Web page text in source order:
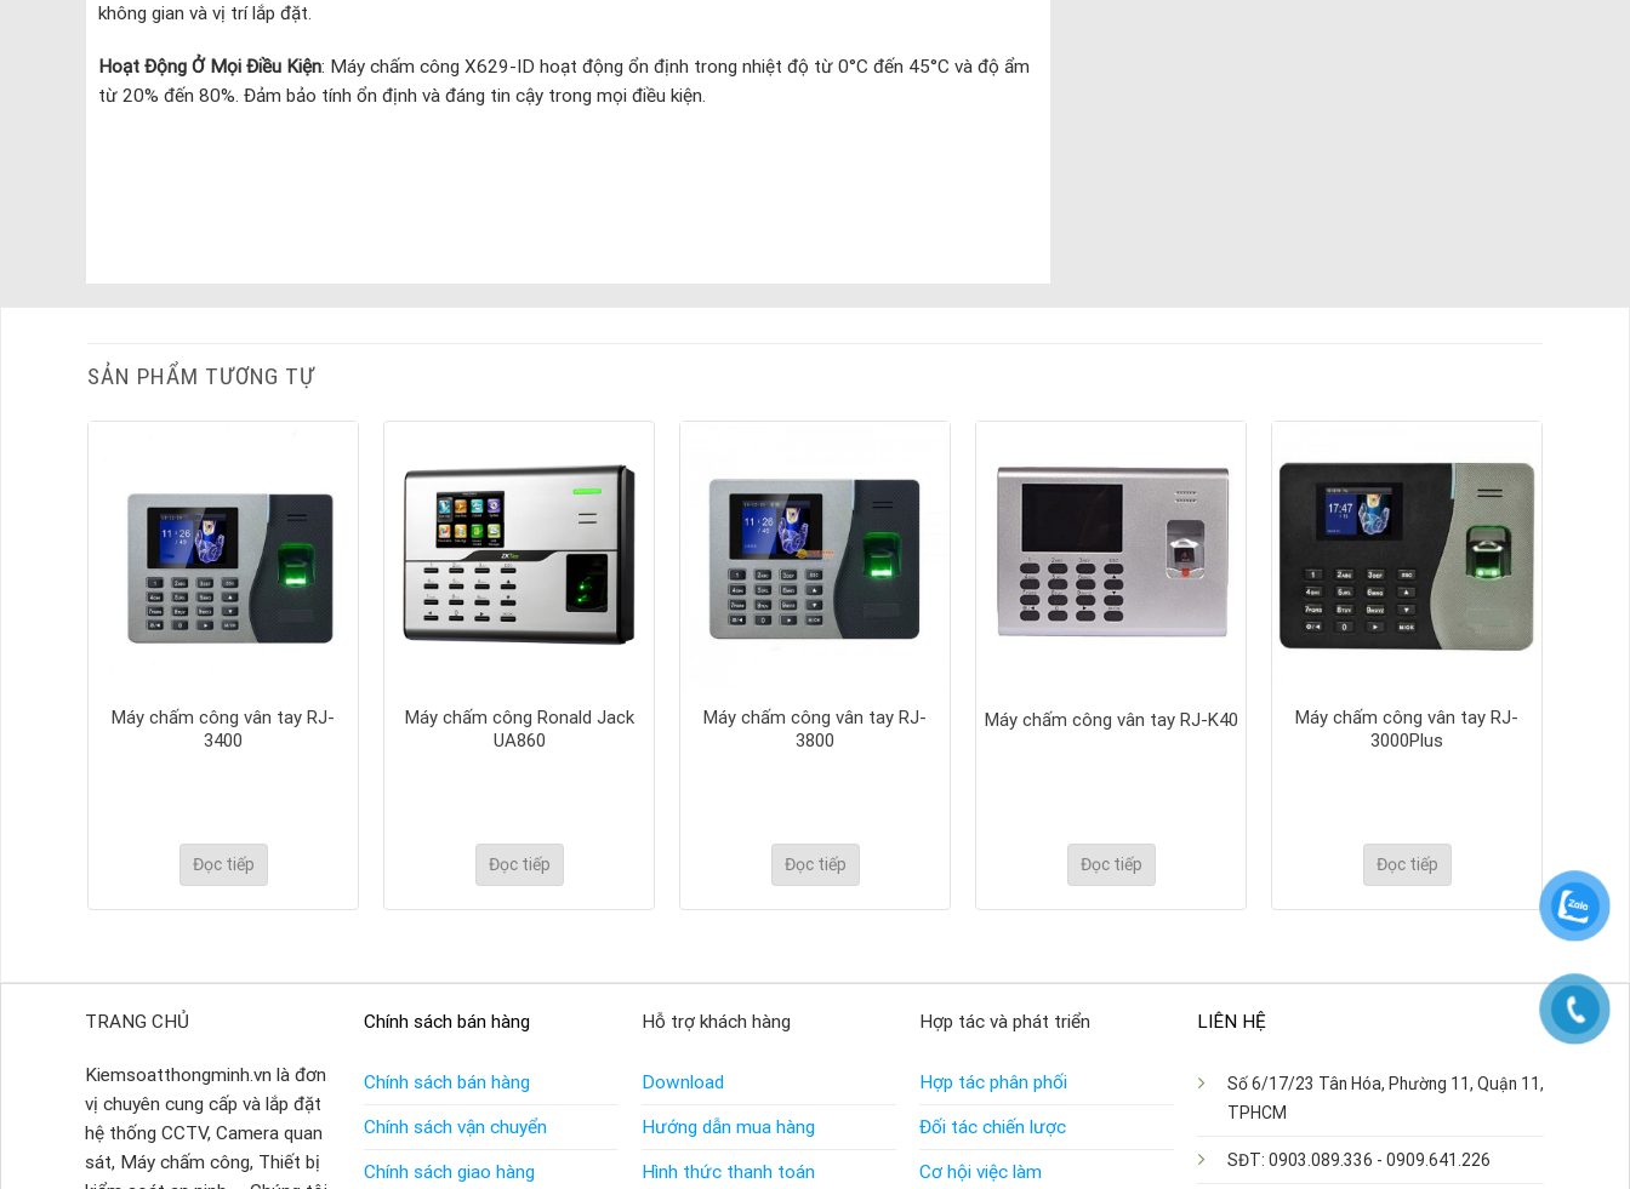
không gian và vị trí lắp đặt.
Hoạt Động Ở Mọi Điều Kiện: Máy chấm công X629-ID hoạt động ổn định trong nhiệt độ từ 0°C đến 45°C và độ ẩm
từ 20% đến 80%. Đảm bảo tính ổn định và đáng tin cậy trong mọi điều kiện.
SẢN PHẨM TƯƠNG TỰ
Máy chấm công vân tay RJ-
3400
Đọc tiếp
Máy chấm công Ronald Jack
UA860
Đọc tiếp
Máy chấm công vân tay RJ-
3800
Đọc tiếp
Máy chấm công vân tay RJ-K40
Đọc tiếp
Máy chấm công vân tay RJ-
3000Plus
Đọc tiếp
TRANG CHỦ
Kiemsoatthongminh.vn là đơn
vị chuyên cung cấp và lắp đặt
hệ thống CCTV, Camera quan
sát, Máy chấm công, Thiết bị
Chính sách bán hàng
Chính sách bán hàng
Chính sách vận chuyển
Chính sách giao hàng
Hỗ trợ khách hàng
Download
Hướng dẫn mua hàng
Hình thức thanh toán
Hợp tác và phát triển
Hợp tác phân phối
Đối tác chiến lược
Cơ hội việc làm
LIÊN HỆ
Số 6/17/23 Tân Hóa, Phường 11, Quận 11,
TPHCM
SĐT: 0903.089.336 - 0909.641.226